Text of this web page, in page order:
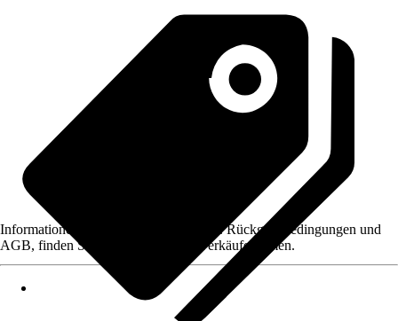
Informationen des Verkäufers, wie z. B. Rückgabebedingungen und
AGB, finden Sie bei Klick auf den Verkäufernamen.